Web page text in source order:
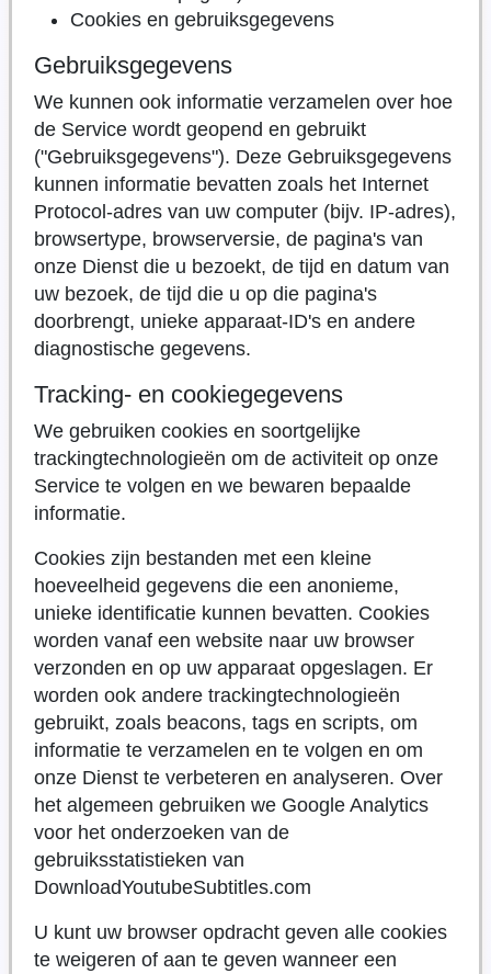
Cookies en gebruiksgegevens
Gebruiksgegevens
We kunnen ook informatie verzamelen over hoe
de Service wordt geopend en gebruikt
("Gebruiksgegevens"). Deze Gebruiksgegevens
kunnen informatie bevatten zoals het Internet
Protocol-adres van uw computer (bijv. IP-adres),
browsertype, browserversie, de pagina's van
onze Dienst die u bezoekt, de tijd en datum van
uw bezoek, de tijd die u op die pagina's
doorbrengt, unieke apparaat-ID's en andere
diagnostische gegevens.
Tracking- en cookiegegevens
We gebruiken cookies en soortgelijke
trackingtechnologieën om de activiteit op onze
Service te volgen en we bewaren bepaalde
informatie.
Cookies zijn bestanden met een kleine
hoeveelheid gegevens die een anonieme,
unieke identificatie kunnen bevatten. Cookies
worden vanaf een website naar uw browser
verzonden en op uw apparaat opgeslagen. Er
worden ook andere trackingtechnologieën
gebruikt, zoals beacons, tags en scripts, om
informatie te verzamelen en te volgen en om
onze Dienst te verbeteren en analyseren. Over
het algemeen gebruiken we Google Analytics
voor het onderzoeken van de
gebruiksstatistieken van
DownloadYoutubeSubtitles.com
U kunt uw browser opdracht geven alle cookies
te weigeren of aan te geven wanneer een